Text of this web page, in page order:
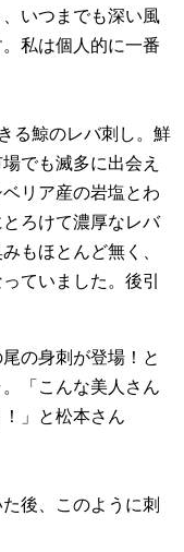
いつまでも深い風
私は個人的に一番
る鯨のレバ刺し。鮮
でも滅多に出会え
リア産の岩塩とわ
ろけて濃厚なレバ
もほとんど無く、
ていました。後引
の身刺が登場！と
「こんな美人さん
」と松本さん
後、このように刺